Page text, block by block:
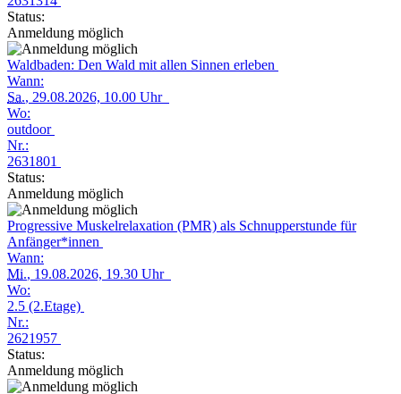
Status:
Anmeldung möglich
Waldbaden: Den Wald mit allen Sinnen erleben
Wann:
Sa., 29.08.2026, 10.00 Uhr
Wo:
outdoor
Nr.:
2631801
Status:
Anmeldung möglich
Progressive Muskelrelaxation (PMR) als Schnupperstunde für
Anfänger*innen
Wann:
Mi., 19.08.2026, 19.30 Uhr
Wo:
2.5 (2.Etage)
Nr.:
2621957
Status:
Anmeldung möglich